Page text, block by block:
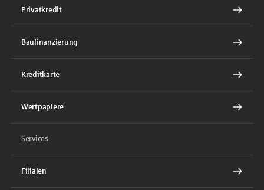
Privatkredit
Baufinanzierung
Kreditkarte
Wertpapiere
Services
Filialen